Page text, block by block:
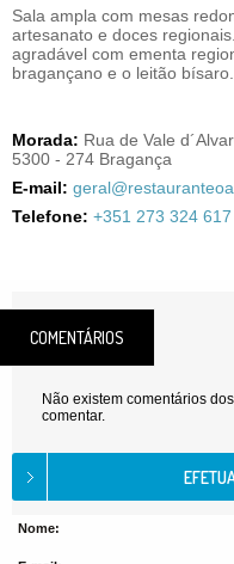
Sala ampla com mesas
artesanato e doces
agradável com ementa
bragançano e o leitão bísaro.
Morada: Rua de Vale
5300 - 274 Bragança
E-mail:
Telefone: +351 273 324 617
COMENTÁRIOS
Não existem comentários
comentar.
Nome: